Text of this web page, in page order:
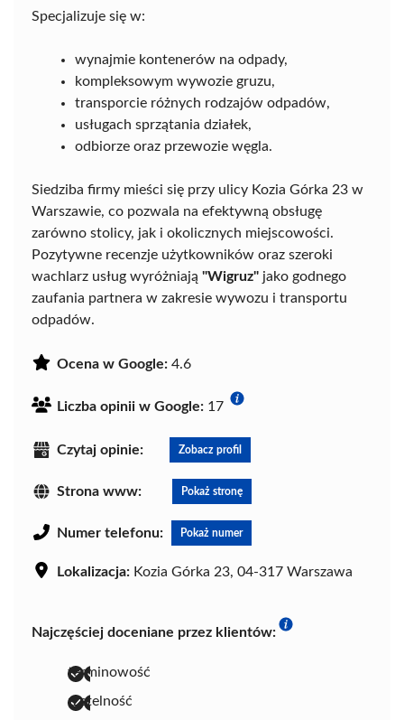
Specjalizuje się w:
wynajmie kontenerów na odpady,
kompleksowym wywozie gruzu,
transporcie różnych rodzajów odpadów,
usługach sprzątania działek,
odbiorze oraz przewozie węgla.
Siedziba firmy mieści się przy ulicy Kozia Górka 23 w
Warszawie, co pozwala na efektywną obsługę
zarówno stolicy, jak i okolicznych miejscowości.
Pozytywne recenzje użytkowników oraz szeroki
wachlarz usług wyróżniają "Wigruz" jako godnego
zaufania partnera w zakresie wywozu i transportu
odpadów.
Ocena w Google: 4.6
Liczba opinii w Google: 17
Czytaj opinie: Zobacz profil
Strona www: Pokaż stronę
Numer telefonu: Pokaż numer
Lokalizacja: Kozia Górka 23, 04-317 Warszawa
Najczęściej doceniane przez klientów:
terminowość
rzetelność